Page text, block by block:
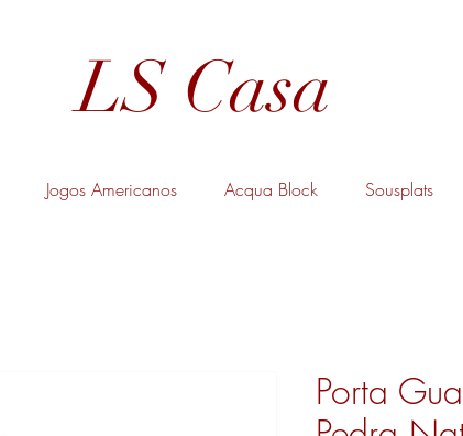
LS Casa
Jogos Americanos Acqua Block Sousplats
Porta